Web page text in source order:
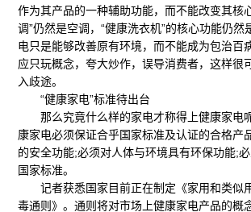
作为其产品的一种辅助功能，而不能改变其核
调”仍然是空调，“健康洗衣机”的核心功能仍然
电只是能够改善原有环境，而不能成为包治百
应只玩概念，夸大炒作，误导消费者，这样很
入歧途。
“健康家电”标准待出台
那么究竟什么样的家电才称得上健康家电
康家电必须保证合乎国家标准及认证的合格产
的安全功能;必须对人体与环境具有环保功能;
国家标准。
记者获悉国家目前正在制定《家用和类似
毒通则》。通则将对市场上健康家电产品的概